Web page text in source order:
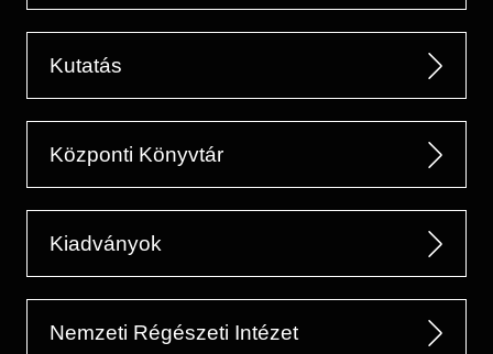
Kutatás
Központi Könyvtár
Kiadványok
Nemzeti Régészeti Intézet